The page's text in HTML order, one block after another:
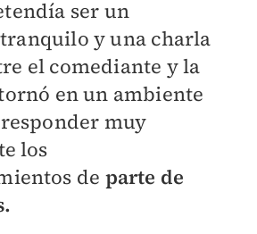
ser un
y una charla
el comediante y la
en un ambiente
muy
los
de parte de